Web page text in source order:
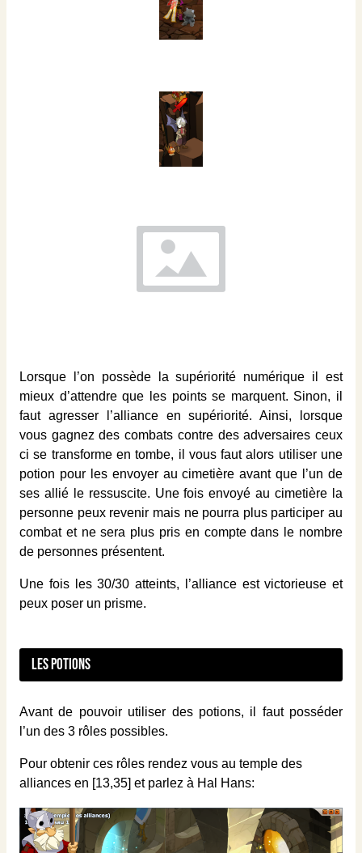
Lorsque l’on possède la supériorité numérique il est
mieux d’attendre que les points se marquent. Sinon, il
faut agresser l’alliance en supériorité. Ainsi, lorsque
vous gagnez des combats contre des adversaires ceux
ci se transforme en tombe, il vous faut alors utiliser une
potion pour les envoyer au cimetière avant que l’un de
ses allié le ressuscite. Une fois envoyé au cimetière la
personne peux revenir mais ne pourra plus participer au
combat et ne sera plus pris en compte dans le nombre
de personnes présentent.
Une fois les 30/30 atteints, l’alliance est victorieuse et
peux poser un prisme.
Les potions
Avant de pouvoir utiliser des potions, il faut posséder
l’un des 3 rôles possibles.
Pour obtenir ces rôles rendez vous au temple des
alliances en [13,35] et parlez à Hal Hans: